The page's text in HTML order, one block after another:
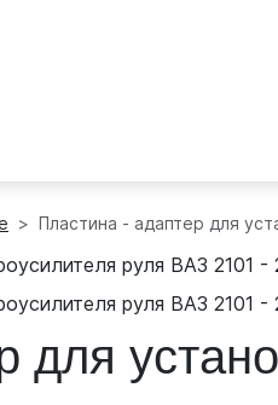
Пластина - адаптер для
для